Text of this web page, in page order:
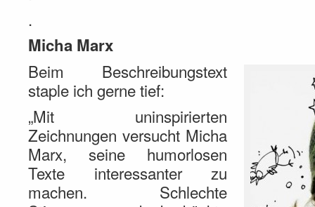
.
Micha Marx
Beim Beschreibungstext
staple ich gerne tief:
„Mit uninspirierten
Zeichnungen versucht Micha
Marx, seine humorlosen
Texte interessanter zu
machen. Schlechte